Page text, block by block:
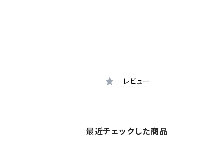
レビュー
最近チェックした商品